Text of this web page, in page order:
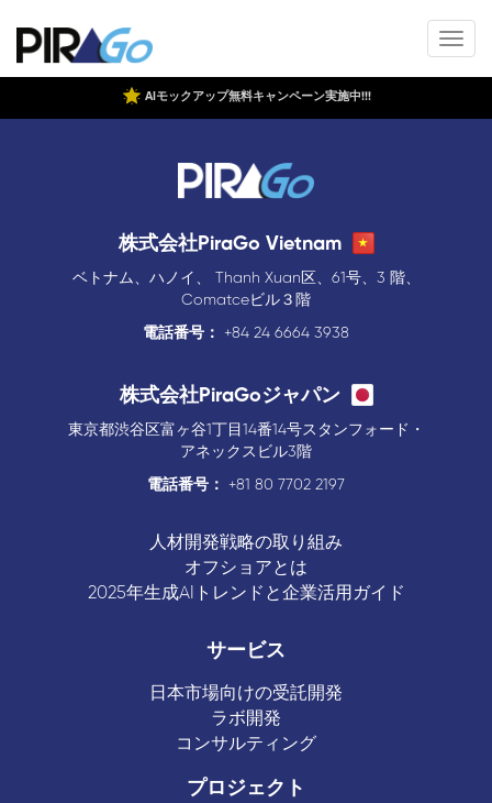
AIモックアップ無料キャンペーン実施中!!!
株式会社PiraGo Vietnam
ベトナム、ハノイ、 Thanh Xuan区、61号、3 階、
Comatceビル３階
電話番号：
+84 24 6664 3938
株式会社PiraGoジャパン
東京都渋谷区富ヶ谷1丁目14番14号スタンフォード・
アネックスビル3階
電話番号：
+81 80 7702 2197
人材開発戦略の取り組み
オフショアとは
2025年生成AIトレンドと企業活用ガイド
サービス
日本市場向けの受託開発
ラボ開発
コンサルティング
プロジェクト